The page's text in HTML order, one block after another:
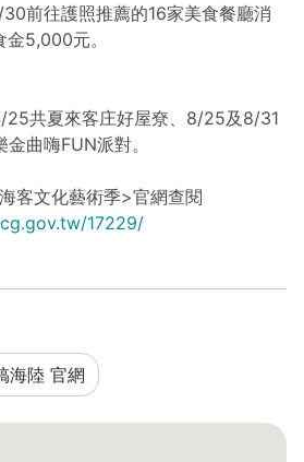
前往護照推薦的16家美食餐廳消
5,000元。
25共夏來客庄好屋尞、8/25及8/31
曲嗨FUN派對。
客文化藝術季>官網查閱
17229/
海陸 官網